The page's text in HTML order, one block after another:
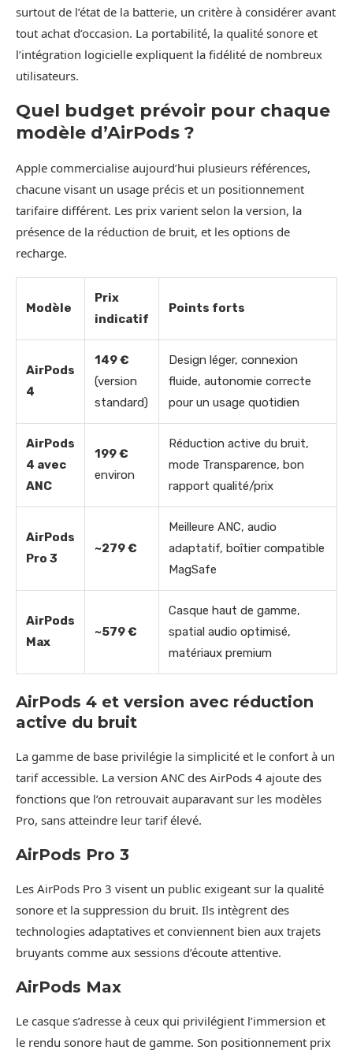
surtout de l’état de la batterie, un critère à considérer avant
tout achat d’occasion. La portabilité, la qualité sonore et
l’intégration logicielle expliquent la fidélité de nombreux
utilisateurs.
Quel budget prévoir pour chaque
modèle d’AirPods ?
Apple commercialise aujourd’hui plusieurs références,
chacune visant un usage précis et un positionnement
tarifaire différent. Les prix varient selon la version, la
présence de la réduction de bruit, et les options de
recharge.
Modèle
Prix
indicatif
Points forts
AirPods
4
149 €
(version
standard)
Design léger, connexion
fluide, autonomie correcte
pour un usage quotidien
AirPods
4 avec
ANC
199 €
environ
Réduction active du bruit,
mode Transparence, bon
rapport qualité/prix
AirPods
Pro 3
~279 €
Meilleure ANC, audio
adaptatif, boîtier compatible
MagSafe
AirPods
Max
~579 €
Casque haut de gamme,
spatial audio optimisé,
matériaux premium
AirPods 4 et version avec réduction
active du bruit
La gamme de base privilégie la simplicité et le confort à un
tarif accessible. La version ANC des AirPods 4 ajoute des
fonctions que l’on retrouvait auparavant sur les modèles
Pro, sans atteindre leur tarif élevé.
AirPods Pro 3
Les AirPods Pro 3 visent un public exigeant sur la qualité
sonore et la suppression du bruit. Ils intègrent des
technologies adaptatives et conviennent bien aux trajets
bruyants comme aux sessions d’écoute attentive.
AirPods Max
Le casque s’adresse à ceux qui privilégient l’immersion et
le rendu sonore haut de gamme. Son positionnement prix